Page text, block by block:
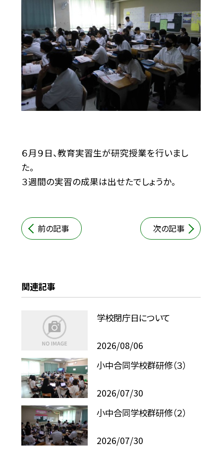
６月９日、教育実習生が研究授業を行いまし
た。
３週間の実習の成果は出せたでしょうか。
前の記事 次の記事
関連記事
学校閉庁日について
2026/08/06
小中合同学校群研修（３）
2026/07/30
小中合同学校群研修（２）
2026/07/30